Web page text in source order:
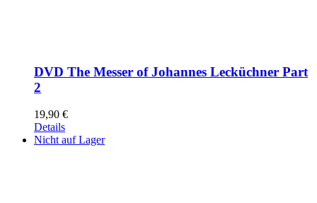
DVD The Messer of Johannes Lecküchner Part
2
19,90 €
Details
Nicht auf Lager